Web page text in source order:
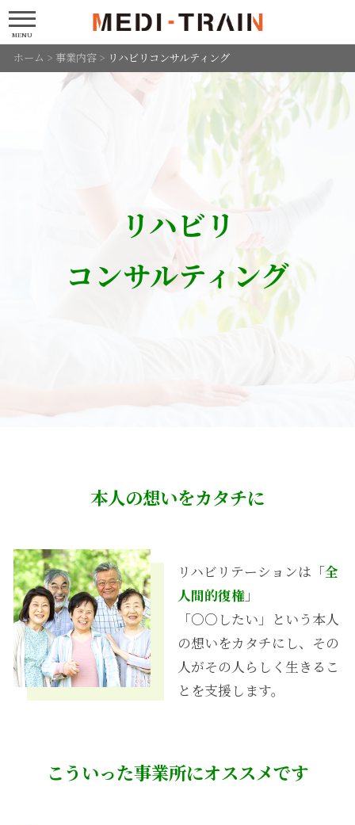
MENU
ホーム > 事業内容> リハビリコンサルティング
リハビリ
コンサルティング
本人の想いをカタチに
リハビリテーションは「全
人間的復権」
「○○したい」という本人
の想いをカタチにし、その
人がその人らしく生きるこ
とを支援します。
こういった事業所にオススメです